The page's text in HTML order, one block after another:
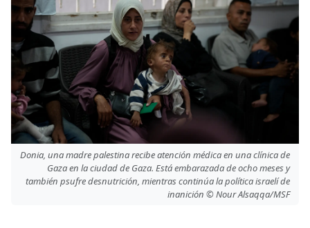
Donia, una madre palestina recibe atención médica en una clínica de
Gaza en la ciudad de Gaza. Está embarazada de ocho meses y
también psufre desnutrición, mientras continúa la política israelí de
inanición © Nour Alsaqqa/MSF